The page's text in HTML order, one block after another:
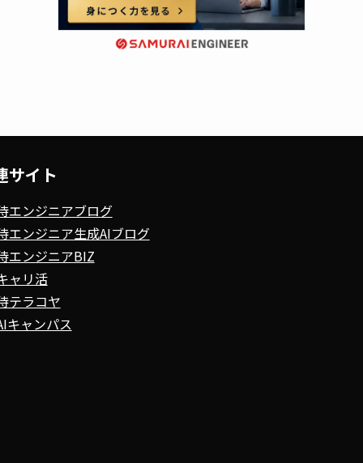
サイト
エンジニアブログ
エンジニア生成AIブログ
エンジニアBIZ
ャリ活
テラコヤ
キャンパス